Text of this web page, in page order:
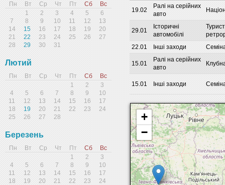
Пн Вт Ср Чт Пт Сб
Вс
1
2 3 4 5
6
7
8 9 10 11 12
13
14
15 16 17 18 19
20
21
22 23 24 25 26
27
28
29 30 31
Лютий
Пн Вт Ср Чт Пт Сб
Вс
1
2
3
4
5 6 7 8 9
10
11
12 13 14 15 16
17
18
19 20 21 22 23
24
25
26 27 28
Березень
Пн Вт Ср Чт Пт Сб
Вс
1
2
3
4
5 6 7 8 9
10
11
12 13 14 15 16
17
18
19 20 21 22 23
24
19.02
Ралі на серійних
авто
29.01
Історичні
автомобілі
22.01
Інші заходи
15.01
Ралі на серійних
авто
15.01 Інші заходи
+
−